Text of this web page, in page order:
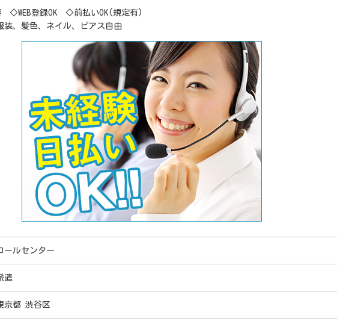
登録OK ◇前払いOK(規定有)
髪色、ネイル、ピアス自由
ールセンター
遣
京都 渋谷区